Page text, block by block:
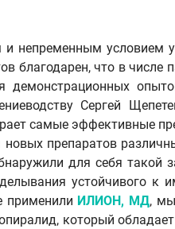
условием
благодарен, что в
демонстрационных
Сергей
самые эффективные
препаратов
для себя такой
устойчивого
применили ИЛИОН, МД, мы
который